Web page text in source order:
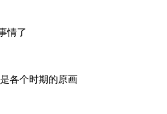
情了
各个时期的原画